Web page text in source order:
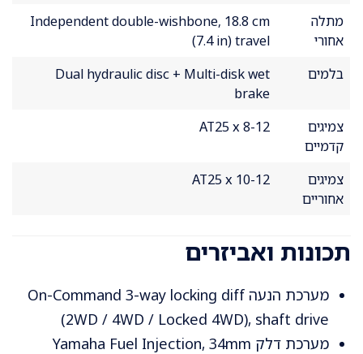
מתלה
אחורי
Independent double-wishbone, 18.8 cm
(7.4 in) travel
בלמים
Dual hydraulic disc + Multi-disk wet
brake
צמיגים
קדמיים
AT25 x 8-12
צמיגים
אחוריים
AT25 x 10-12
תכונות ואביזרים
מערכת הנעה On-Command 3-way locking diff
(2WD / 4WD / Locked 4WD), shaft drive
מערכת דלק Yamaha Fuel Injection, 34mm